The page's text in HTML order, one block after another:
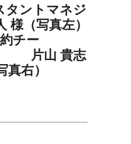
タントマネジ
（写真左）
チー
貴志
真右）